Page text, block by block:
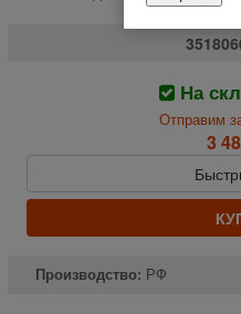
На
Отправим
3
Производство: РФ